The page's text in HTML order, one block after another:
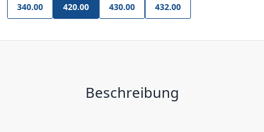
340.00 420.00 430.00 432.00
Beschreibung